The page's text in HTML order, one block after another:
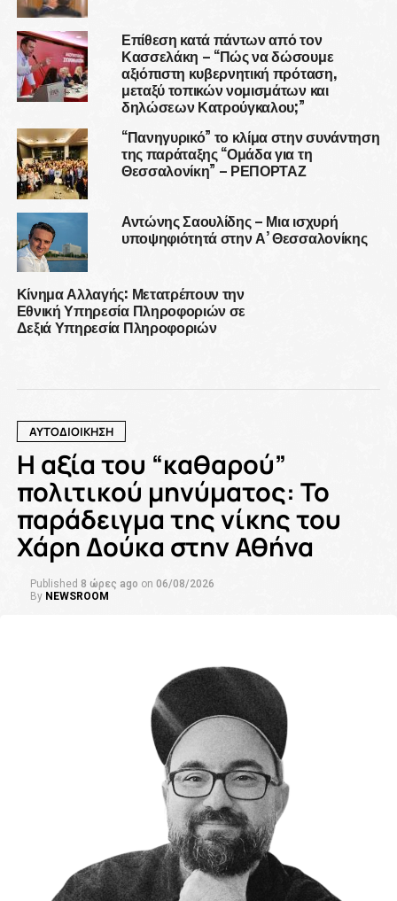
Επίθεση κατά πάντων από τον
Κασσελάκη – “Πώς να δώσουμε
αξιόπιστη κυβερνητική πρόταση,
μεταξύ τοπικών νομισμάτων και
δηλώσεων Κατρούγκαλου;”
“Πανηγυρικό” το κλίμα στην συνάντηση
της παράταξης “Ομάδα για τη
Θεσσαλονίκη” – ΡΕΠΟΡΤΑΖ
Αντώνης Σαουλίδης – Μια ισχυρή
υποψηφιότητά στην Α’ Θεσσαλονίκης
Κίνημα Αλλαγής: Μετατρέπουν την
Εθνική Υπηρεσία Πληροφοριών σε
Δεξιά Υπηρεσία Πληροφοριών
ΑΥΤΟΔΙΟΙΚΗΣΗ
Η αξία του “καθαρού”
πολιτικού μηνύματος: Το
παράδειγμα της νίκης του
Χάρη Δούκα στην Αθήνα
Published 8 ώρες ago on 06/08/2026
By NEWSROOM